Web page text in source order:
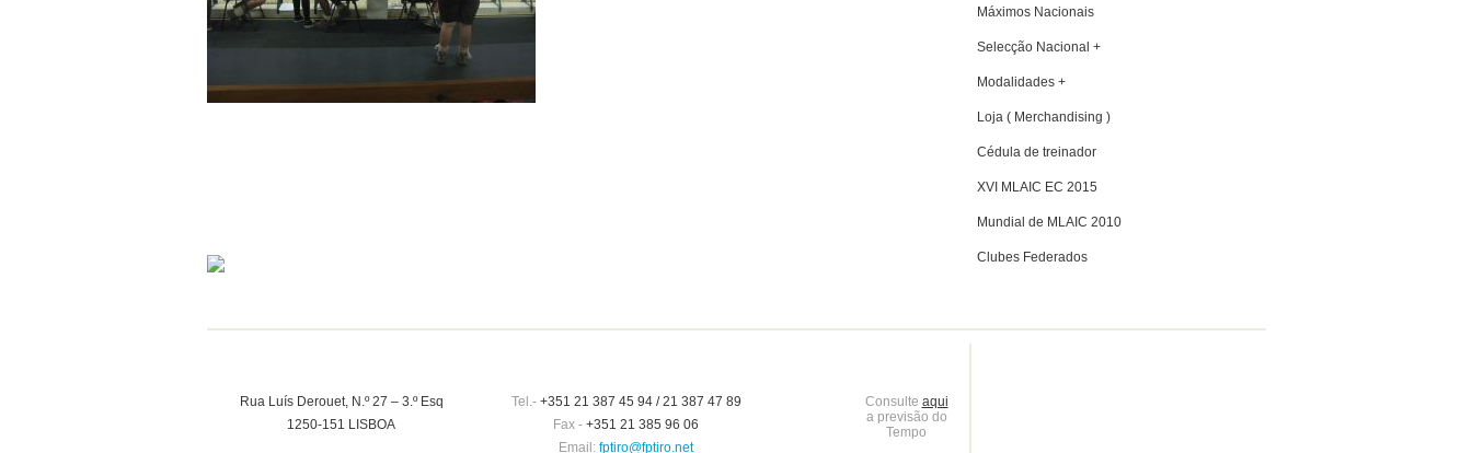
Máximos Nacionais
Selecção Nacional +
Modalidades +
Loja ( Merchandising )
Cédula de treinador
XVI MLAIC EC 2015
Mundial de MLAIC 2010
Clubes Federados
Rua Luís Derouet, N.º 27 – 3.º Esq
1250-151 LISBOA
Tel.-+351 21 387 45 94 / 21 387 47 89
Fax - +351 21 385 96 06
Email: fptiro@fptiro.net
Consulte aqui
a previsão do
Tempo